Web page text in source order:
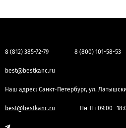
8 (812) 385-72-79 8 (800) 101-58-53
best@bestkanc.ru
Наш адрес: Санкт-Петербург, ул.
best@bestkanc.ru Пн-Пт